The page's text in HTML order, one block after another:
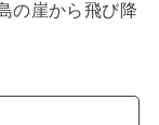
の崖から飛び降